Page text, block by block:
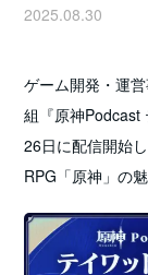
2025.08.30
ゲーム開発・運
組『原神Podcast
26日に配信開始
RPG「原神」の